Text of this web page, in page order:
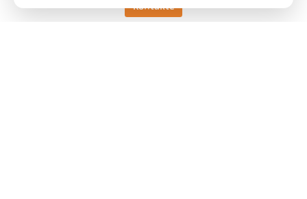
Kontakte
Technische Daten